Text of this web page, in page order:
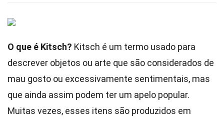
O que é Kitsch? Kitsch é um termo usado para
descrever objetos ou arte que são considerados de
mau gosto ou excessivamente sentimentais, mas
que ainda assim podem ter um apelo popular.
Muitas vezes, esses itens são produzidos em